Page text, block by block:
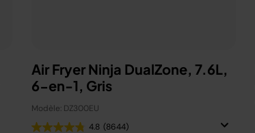
Air Fryer Ninja DualZone, 7.6L,
6-en-1, Gris
Modèle: DZ300EU
4.8 (8644)